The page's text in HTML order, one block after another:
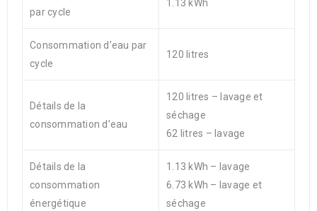
par cycle
1.13 kWh
Consommation d’eau par
cycle
120 litres
Détails de la
consommation d’eau
120 litres – lavage et
séchage
62 litres – lavage
Détails de la
consommation
énergétique
1.13 kWh – lavage
6.73 kWh – lavage et
séchage